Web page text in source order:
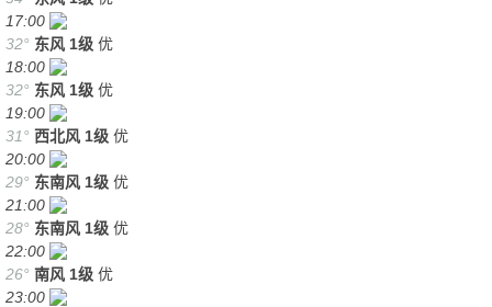
17:00
32° 东风 1级 优
18:00
32° 东风 1级 优
19:00
31° 西北风 1级 优
20:00
29° 东南风 1级 优
21:00
28° 东南风 1级 优
22:00
26° 南风 1级 优
23:00